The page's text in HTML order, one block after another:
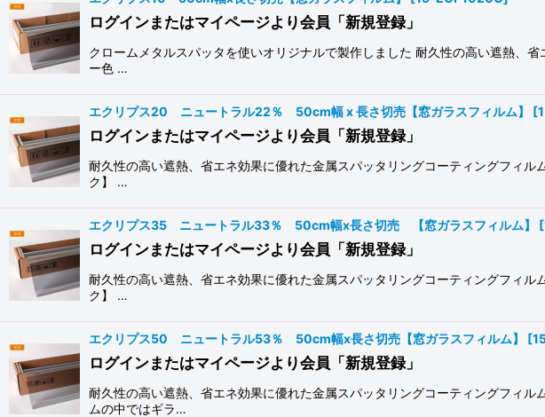
ログインまたはマイページより会員「新規登録」
クロームメタルスパッタを使いオリジナルで製作しました 耐久性の高い遮熱、
ー色 …
エクリプス20 ニュートラル22％ 50cm幅 x 長さ切売【窓ガラスフィルム】 [
ログインまたはマイページより会員「新規登録」
耐久性の高い遮熱、省エネ効果に優れた金属スパッタリングコーティングフィ
ク】 …
エクリプス35 ニュートラル33％ 50cm幅x長さ切売 【窓ガラスフィルム】 [
ログインまたはマイページより会員「新規登録」
耐久性の高い遮熱、省エネ効果に優れた金属スパッタリングコーティングフィ
ク】 …
エクリプス50 ニュートラル53％ 50cm幅x長さ切売【窓ガラスフィルム】 [
ログインまたはマイページより会員「新規登録」
耐久性の高い遮熱、省エネ効果に優れた金属スパッタリングコーティングフィ
ムの中ではギラ…